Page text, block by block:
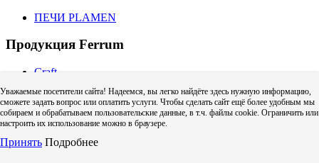
ПЕЧИ PLAMEN
Продукция Ferrum
Craft
CRAFT HF | HF-50 (для твердого топлива)
Craft HF (одностенный дымоход)
Адаптер котла Craft
Уважаемые посетители сайта! Надеемся, вы легко найдёте здесь нужную информацию,
сможете задать вопрос или оплатить услуги. Чтобы сделать сайт ещё более удобным мы
собираем и обрабатываем пользовательские данные, в т.ч. файлы cookie. Ограничить или
настроить их использование можно в браузере.
Принять Подробнее